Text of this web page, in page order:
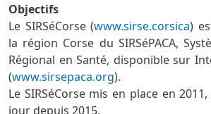
Objectifs
Le SIRSéCorse (www.sirse.corsica)
la région Corse du SIRSéPACA,
Régional en Santé, disponible sur
(www.sirsepaca.org).
Le SIRSéCorse mis en place en
jour depuis 2015.